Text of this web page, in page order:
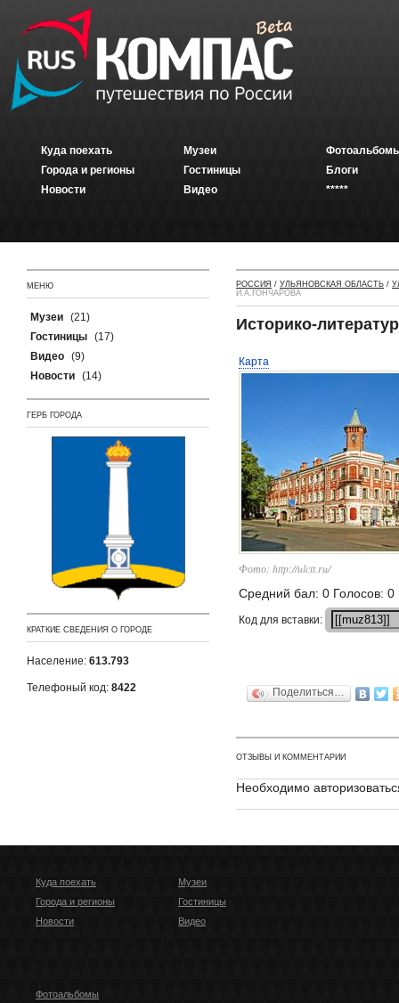
Куда поехать
Города и регионы
Новости
Музеи
Гостиницы
Видео
Блоги
*****
МЕНЮ
Музеи (21)
Гостиницы (17)
Видео (9)
Новости (14)
ГЕРБ ГОРОДА
КРАТКИЕ СВЕДЕНИЯ О ГОРОДЕ
Население: 613.793
Телефоный код: 8422
РОССИЯ / УЛЬЯНОВСКАЯ ОБЛАСТЬ /
И.А.ГОНЧАРОВА
Историко-
Карта
Фото: http://ulctt.ru/
Средний бал: 0 Голосов: 0
Кoд для вставки:
Поделиться…
ОТЗЫВЫ И КОММЕНТАРИИ
Необходимо
Куда поехать
Города и регионы
Новости
Музеи
Гостиницы
Видео
Фотоальбомы